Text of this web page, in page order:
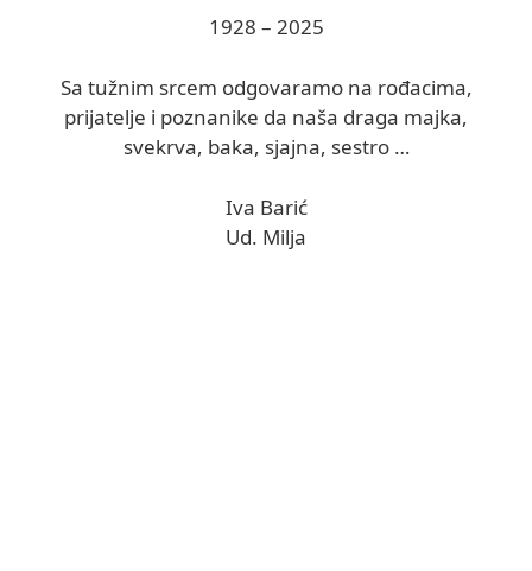
1928 – 2025
Sa tužnim srcem odgovaramo na rođacima,
prijatelje i poznanike da naša draga majka,
svekrva, baka, sjajna, sestro …
Iva Barić
Ud. Milja